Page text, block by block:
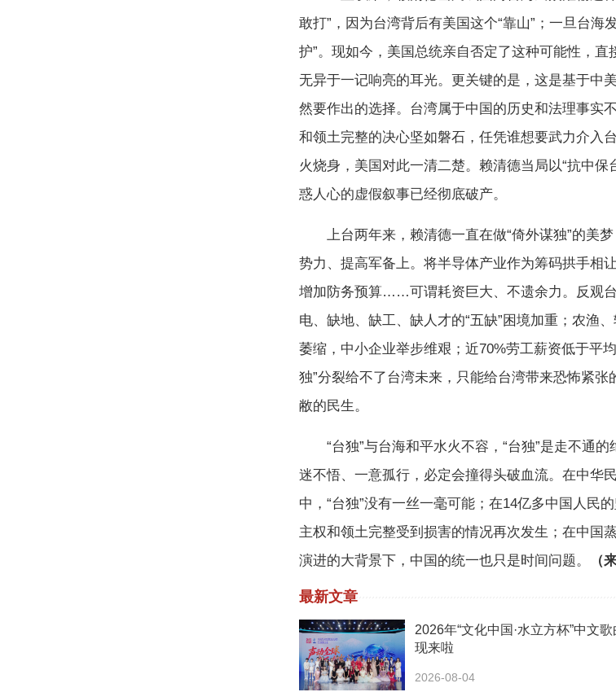
敢打”，因为台湾背后有美国这个“靠山”；一旦台海
护”。现如今，美国总统亲自否定了这种可能性，直
无异于一记响亮的耳光。更关键的是，这是基于中
然要作出的选择。台湾属于中国的历史和法理事实
和领土完整的决心坚如磐石，任凭谁想要武力介入
火烧身，美国对此一清二楚。赖清德当局以“抗中保
惑人心的虚假叙事已经彻底破产。
上台两年来，赖清德一直在做“倚外谋独”的美梦
势力、提高军备上。将半导体产业作为筹码拱手相
增加防务预算……可谓耗资巨大、不遗余力。反观
电、缺地、缺工、缺人才的“五缺”困境加重；农渔
萎缩，中小企业举步维艰；近70%劳工薪资低于平
独”分裂给不了台湾未来，只能给台湾带来恐怖紧张
敝的民生。
“台独”与台海和平水火不容，“台独”是走不通的
迷不悟、一意孤行，必定会撞得头破血流。在中华
中，“台独”没有一丝一毫可能；在14亿多中国人民
主权和领土完整受到损害的情况再次发生；在中国
演进的大背景下，中国的统一也只是时间问题。
（
最新文章
2026年“文化中国·水立方杯”中文
现来啦
2026-08-04